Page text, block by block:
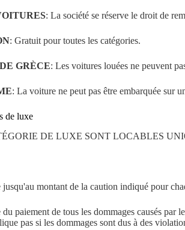
: La société se réserve le droit de
: Gratuit pour toutes les catégories.
GRÈCE: Les voitures louées ne peuvent
: La voiture ne peut pas être embarquée sur
de luxe
DE LUXE SONT LOCABLES
jusqu'au montant de la caution indiqué pour
paiement de tous les dommages causés
pas si les dommages sont dus à des